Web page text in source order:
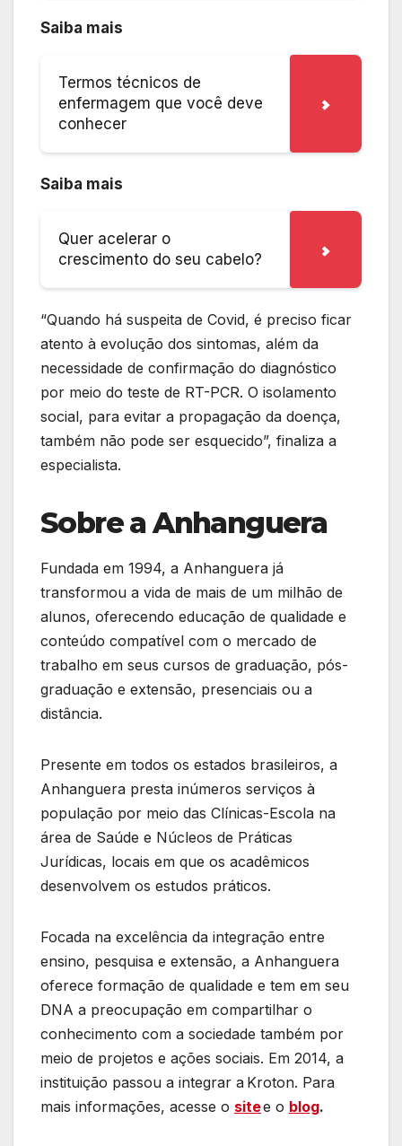
Saiba mais
Termos técnicos de
enfermagem que você deve
conhecer
Saiba mais
Quer acelerar o
crescimento do seu cabelo?
“Quando há suspeita de Covid, é preciso ficar
atento à evolução dos sintomas, além da
necessidade de confirmação do diagnóstico
por meio do teste de RT-PCR. O isolamento
social, para evitar a propagação da doença,
também não pode ser esquecido”, finaliza a
especialista.
Sobre a Anhanguera
Fundada em 1994, a Anhanguera já
transformou a vida de mais de um milhão de
alunos, oferecendo educação de qualidade e
conteúdo compatível com o mercado de
trabalho em seus cursos de graduação, pós-
graduação e extensão, presenciais ou a
distância.
Presente em todos os estados brasileiros, a
Anhanguera presta inúmeros serviços à
população por meio das Clínicas-Escola na
área de Saúde e Núcleos de Práticas
Jurídicas, locais em que os acadêmicos
desenvolvem os estudos práticos.
Focada na excelência da integração entre
ensino, pesquisa e extensão, a Anhanguera
oferece formação de qualidade e tem em seu
DNA a preocupação em compartilhar o
conhecimento com a sociedade também por
meio de projetos e ações sociais. Em 2014, a
instituição passou a integrar a Kroton. Para
mais informações, acesse o sitee o blog.